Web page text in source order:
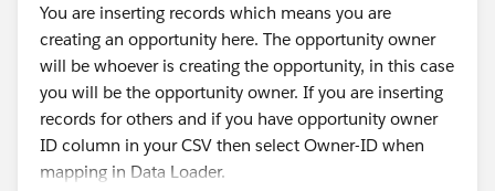
You are inserting records which means you are
creating an opportunity here. The opportunity owner
will be whoever is creating the opportunity, in this case
you will be the opportunity owner. If you are inserting
records for others and if you have opportunity owner
ID column in your CSV then select Owner-ID when
mapping in Data Loader.